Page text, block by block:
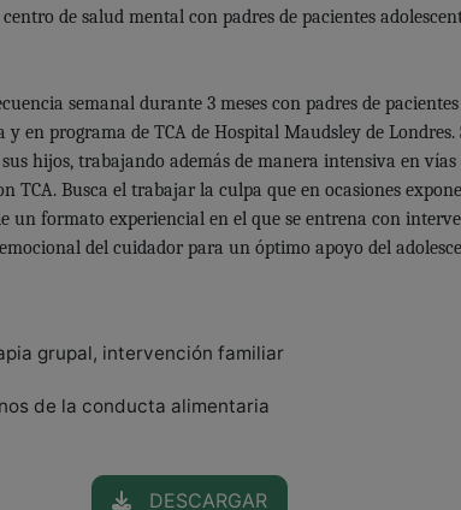
de salud mental con padres de pacientes
semanal durante 3 meses con padres de
y en programa de TCA de Hospital Maudsley de
hijos, trabajando además de manera intensiva en
TCA. Busca el trabajar la culpa que en ocasiones
un formato experiencial en el que se entrena con
del cuidador para un óptimo apoyo del
grupal, intervención familiar
de la conducta alimentaria
DESCARGAR